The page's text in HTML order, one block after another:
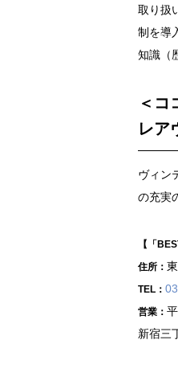
取り扱
制を導
知識（
＜コ
レア
ヴィン
の充実
【「
住所：
TEL：
営業：
新宿三